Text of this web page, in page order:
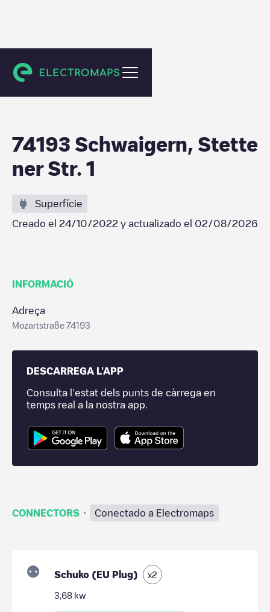
Schwaigern
74193 Schwaigern, Stette
ner Str. 1
Superfície
Creado el 24/10/2022 y actualizado el 02/08/2026
INFORMACIÓ
Adreça
Mozartstraße 74193
DESCARREGA L'APP
Consulta l'estat dels punts de càrrega en
temps real a la nostra app.
CONNECTORS · Conectado a Electromaps
Schuko (EU Plug) x2
3,68 kw